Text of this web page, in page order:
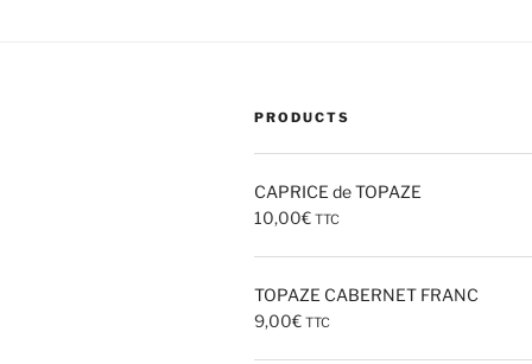
PRODUCTS
CAPRICE de TOPAZE
10,00€ TTC
TOPAZE CABERNET FRANC
9,00€ TTC